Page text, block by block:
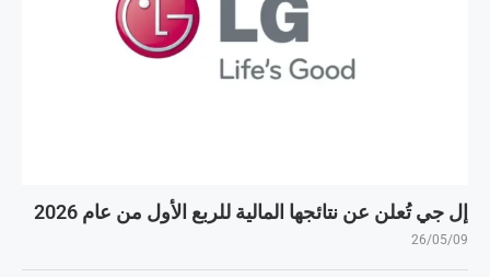
إل جي تُعلن عن نتائجها المالية للربع الأول من عام 2026
26/05/09